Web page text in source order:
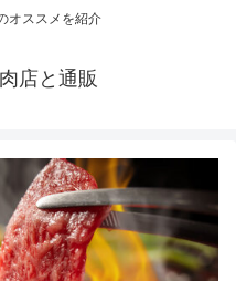
オススメを紹介
店と通販